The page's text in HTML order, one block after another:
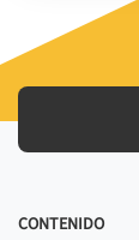
CONTENIDO